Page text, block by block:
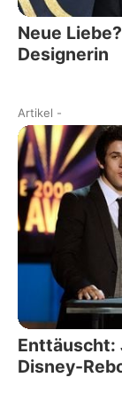
Neue
Designerin
Artikel -
Enttäuscht:
Disney-